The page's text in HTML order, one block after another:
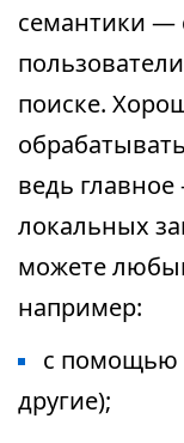
семантики —
поиске.
ведь
локальных
можете
например:
с помощью
другие);